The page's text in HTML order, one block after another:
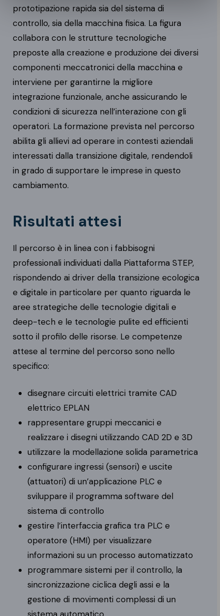
prototipazione rapida sia del sistema di
controllo, sia della macchina fisica. La figura
collabora con le strutture tecnologiche
preposte alla creazione e produzione dei diversi
componenti meccatronici della macchina e
interviene per garantirne la migliore
integrazione funzionale, anche assicurando le
condizioni di sicurezza nell’interazione con gli
operatori. La formazione prevista nel percorso
abilita gli allievi ad operare in contesti aziendali
interessati dalla transizione digitale, rendendoli
in grado di supportare le imprese in questo
cambiamento.
Risultati attesi
Il percorso è in linea con i fabbisogni
professionali individuati dalla Piattaforma STEP,
rispondendo ai driver della transizione ecologica
e digitale in particolare per quanto riguarda le
aree strategiche delle tecnologie digitali e
deep-tech e le tecnologie pulite ed efficienti
sotto il profilo delle risorse. Le competenze
attese al termine del percorso sono nello
specifico:
disegnare circuiti elettrici tramite CAD
elettrico EPLAN
rappresentare gruppi meccanici e
realizzare i disegni utilizzando CAD 2D e 3D
utilizzare la modellazione solida parametrica
configurare ingressi (sensori) e uscite
(attuatori) di un’applicazione PLC e
sviluppare il programma software del
sistema di controllo
gestire l’interfaccia grafica tra PLC e
operatore (HMI) per visualizzare
informazioni su un processo automatizzato
programmare sistemi per il controllo, la
sincronizzazione ciclica degli assi e la
gestione di movimenti complessi di un